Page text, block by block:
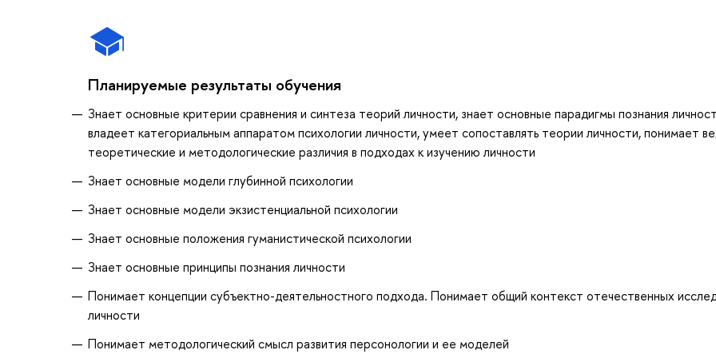
Планируемые результаты обучения
Знает основные критерии сравнения и синтеза теорий личности, знает основные парадигмы познания
владеет категориальным аппаратом психологии личности, умеет сопоставлять теории личности, понимает
теоретические и методологические различия в подходах к изучению личности
Знает основные модели глубинной психологии
Знает основные модели экзистенциальной психологии
Знает основные положения гуманистической психологии
Знает основные принципы познания личности
Понимает концепции субъектно-деятельностного подхода. Понимает общий контекст отечественных
личности
Понимает методологический смысл развития персонологии и ее моделей